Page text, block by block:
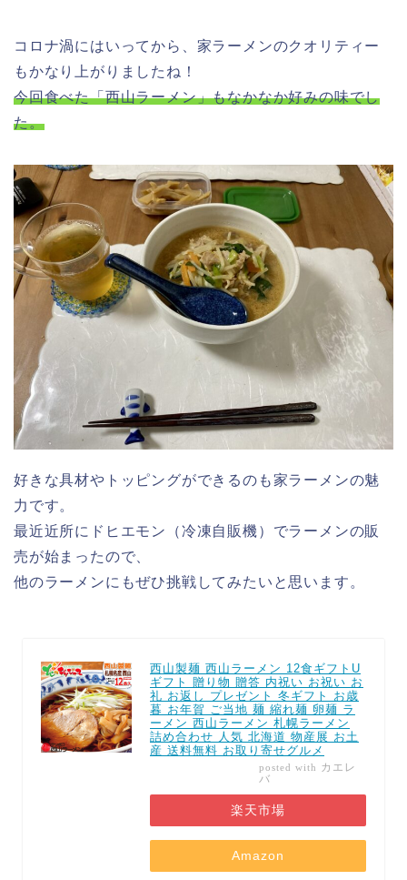
コロナ渦にはいってから、家ラーメンのクオリティー
もかなり上がりましたね！
今回食べた「西山ラーメン」もなかなか好みの味でし
た。
好きな具材やトッピングができるのも家ラーメンの魅
力です。
最近近所にドヒエモン（冷凍自販機）でラーメンの販
売が始まったので、
他のラーメンにもぜひ挑戦してみたいと思います。
西山製麺 西山ラーメン 12食ギフトU
ギフト 贈り物 贈答 内祝い お祝い お
礼 お返し プレゼント 冬ギフト お歳
暮 お年賀 ご当地 麺 縮れ麺 卵麺 ラ
ーメン 西山ラーメン 札幌ラーメン
詰め合わせ 人気 北海道 物産展 お土
産 送料無料 お取り寄せグルメ
posted with カエレ
バ
楽天市場
Amazon